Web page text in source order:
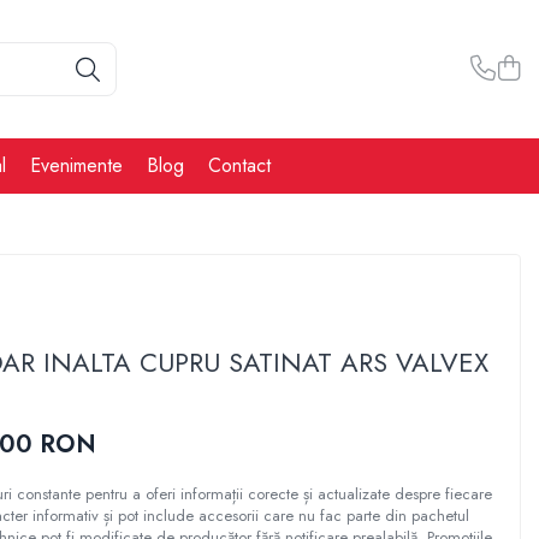
Evenimente Blog Contact
INALTA CUPRU SATINAT ARS VALVEX
RON
constante pentru a oferi informații corecte și actualizate despre fiecare
informativ și pot include accesorii care nu fac parte din pachetul